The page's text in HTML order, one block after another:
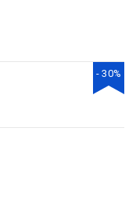
- 30%